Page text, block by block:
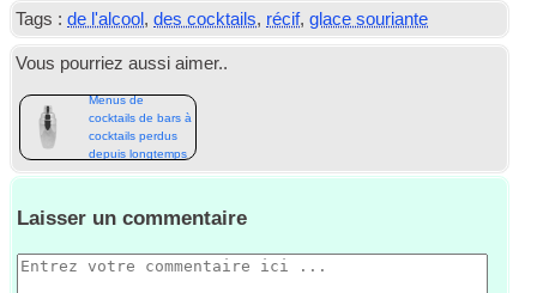
Tags : de l'alcool ,des cocktails, récif,glace souriante
Vous pourriez aussi aimer..
Menus de
cocktails de bars à
cocktails perdus
depuis longtemps
Laisser un commentaire